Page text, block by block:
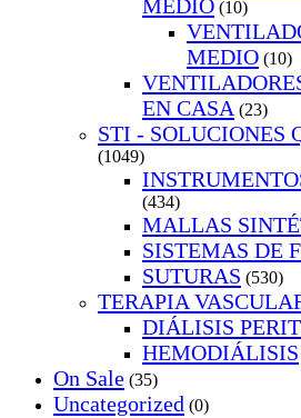
MEDIO (10)
MEDIO (10)
EN CASA (23)
STI - SOLUCIONES
(1049)
(434)
MALLAS
SISTEMAS DE
SUTURAS (530)
TERAPIA
DIÁLISIS
HEMODIÁLISIS
On Sale (35)
Uncategorized (0)